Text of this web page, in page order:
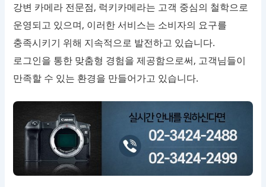
강변 카메라 전문점, 럭키카메라는 고객 중심의 철학으로
운영되고 있으며, 이러한 서비스는 소비자의 요구를
충족시키기 위해 지속적으로 발전하고 있습니다.
로그인을 통한 맞춤형 경험을 제공함으로써, 고객님들이
만족할 수 있는 환경을 만들어가고 있습니다.